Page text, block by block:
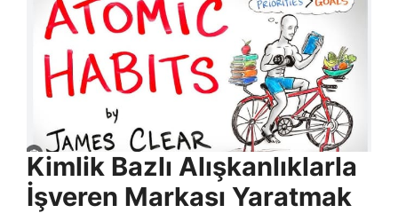
Kimlik Bazlı Alışkanlıklarla
İşveren Markası Yaratmak